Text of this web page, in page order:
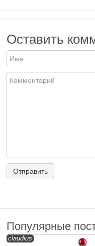
Оставить
Популярные
claudius